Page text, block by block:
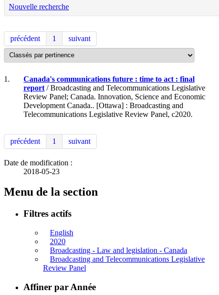
Nouvelle recherche
précédent 1 suivant
1.
Canada's communications future : time to act : final
report / Broadcasting and Telecommunications Legislative
Review Panel; Canada. Innovation, Science and Economic
Development Canada.. [Ottawa] : Broadcasting and
Telecommunications Legislative Review Panel, c2020.
précédent 1 suivant
Date de modification :
2018-05-23
Menu de la section
Filtres actifs
English
2020
Broadcasting - Law and legislation - Canada
Broadcasting and Telecommunications Legislative
Review Panel
Affiner par Année